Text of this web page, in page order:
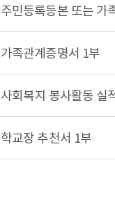
주민등록등본 또는 가
가족관계증명서 1부
사회복지 봉사활동 실
학교장 추천서 1부